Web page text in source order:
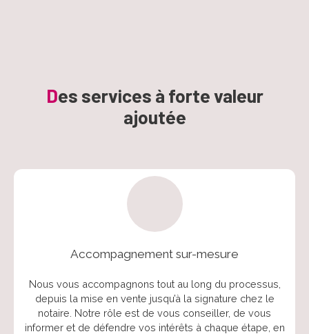
Des services à forte valeur
ajoutée
Accompagnement sur-mesure
Nous vous accompagnons tout au long du processus,
depuis la mise en vente jusqu’à la signature chez le
notaire. Notre rôle est de vous conseiller, de vous
informer et de défendre vos intérêts à chaque étape, en